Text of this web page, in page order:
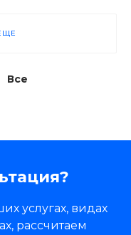
Все
услугах, видах
рассчитаем